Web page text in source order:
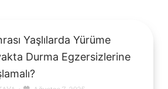
Yaşlılarda Yürüme
Durma Egzersizlerine